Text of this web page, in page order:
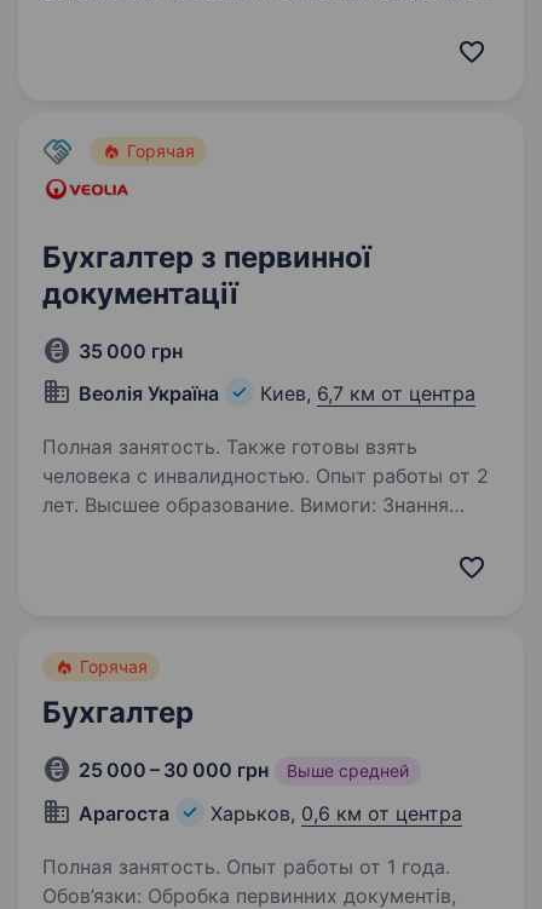
та наближати перемогу України. Один з наших
Горячая
Бухгалтер з первинної
документації
35 000 грн
Веолія Україна
Киев, 6,7 км от центра
Полная занятость. Также готовы взять
человека с инвалидностью. Опыт работы от 2
лет. Высшее образование. Вимоги: Знання
(M.E.Doc, тощо); Уважність та
відповідальність…
Горячая
Бухгалтер
25 000 – 30 000 грн Выше средней
Арагоста Харьков, 0,6 км от центра
Полная занятость. Опыт работы от 1 года.
Обов’язки: Обробка первинних документів,